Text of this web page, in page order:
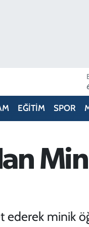
EĞİTİM SPOR
ederek minik